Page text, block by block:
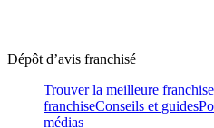
Dépôt d’avis franchisé
Trouver la meilleure franchise
franchiseConseils et guides
médias